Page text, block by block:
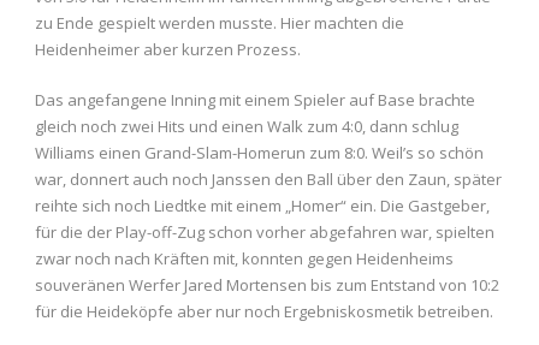
zu Ende gespielt werden musste. Hier machten die
Heidenheimer aber kurzen Prozess.
Das angefangene Inning mit einem Spieler auf Base brachte
gleich noch zwei Hits und einen Walk zum 4:0, dann schlug
Williams einen Grand-Slam-Homerun zum 8:0. Weil’s so schön
war, donnert auch noch Janssen den Ball über den Zaun, später
reihte sich noch Liedtke mit einem „Homer“ ein. Die Gastgeber,
für die der Play-off-Zug schon vorher abgefahren war, spielten
zwar noch nach Kräften mit, konnten gegen Heidenheims
souveränen Werfer Jared Mortensen bis zum Entstand von 10:2
für die Heideköpfe aber nur noch Ergebniskosmetik betreiben.